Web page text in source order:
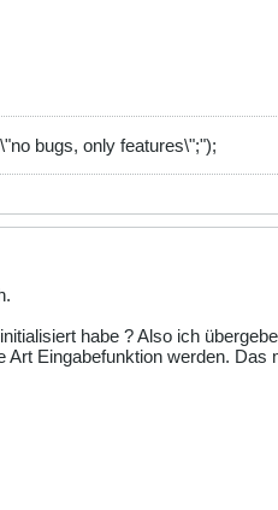
bugs, only features\";");
habe ? Also ich
Eingabefunktion werden.